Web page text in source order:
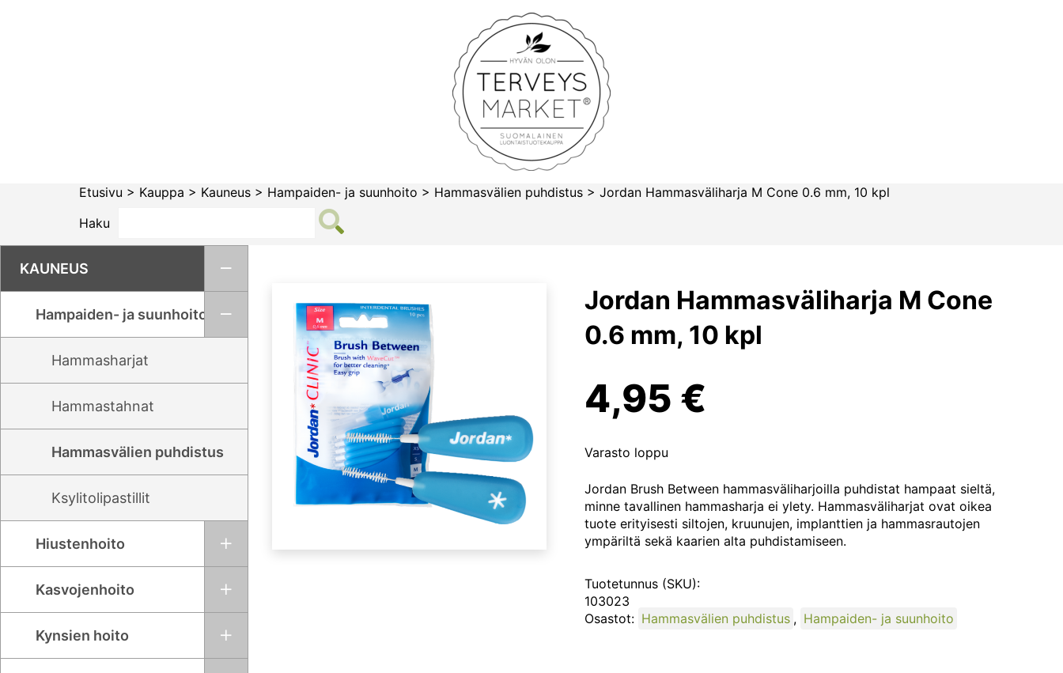
Terveysmarket
Etusivu > Kauppa > Kauneus > Hampaiden- ja suunhoito > Hammasvälien puhdistus > Jordan Hammasväliharja M Cone 0.6 mm, 10 kpl
Haku
KAUNEUS
Hampaiden- ja suunhoito
Hammasharjat
Hammastahnat
Hammasvälien puhdistus
Ksylitolipastillit
Hiustenhoito
Kasvojenhoito
Kynsien hoito
Jordan Hammasväliharja M Cone
0.6 mm, 10 kpl
4,95 €
Varasto loppu
Jordan Brush Between hammasväliharjoilla puhdistat hampaat sieltä,
minne tavallinen hammasharja ei ylety. Hammasväliharjat ovat oikea
tuote erityisesti siltojen, kruunujen, implanttien ja hammasrautojen
ympäriltä sekä kaarien alta puhdistamiseen.
Tuotetunnus (SKU):
103023
Osastot: Hammasvälien puhdistus , Hampaiden- ja suunhoito